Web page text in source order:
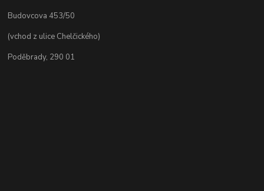
Budovcova 453/50
(vchod z ulice Chelčického)
Poděbrady, 290 01